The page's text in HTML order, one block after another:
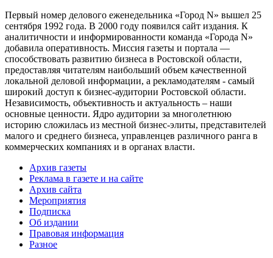
Первый номер делового еженедельника «Город N» вышел 25
сентября 1992 года. В 2000 году появился сайт издания. К
аналитичности и информированности команда «Города N»
добавила оперативность. Миссия газеты и портала —
способствовать развитию бизнеса в Ростовской области,
предоставляя читателям наибольший объем качественной
локальной деловой информации, а рекламодателям - самый
широкий доступ к бизнес-аудитории Ростовской области.
Независимость, объективность и актуальность – наши
основные ценности. Ядро аудитории за многолетнюю
историю сложилась из местной бизнес-элиты, представителей
малого и среднего бизнеса, управленцев различного ранга в
коммерческих компаниях и в органах власти.
Архив газеты
Реклама в газете и на сайте
Архив сайта
Мероприятия
Подписка
Об издании
Правовая информация
Разное